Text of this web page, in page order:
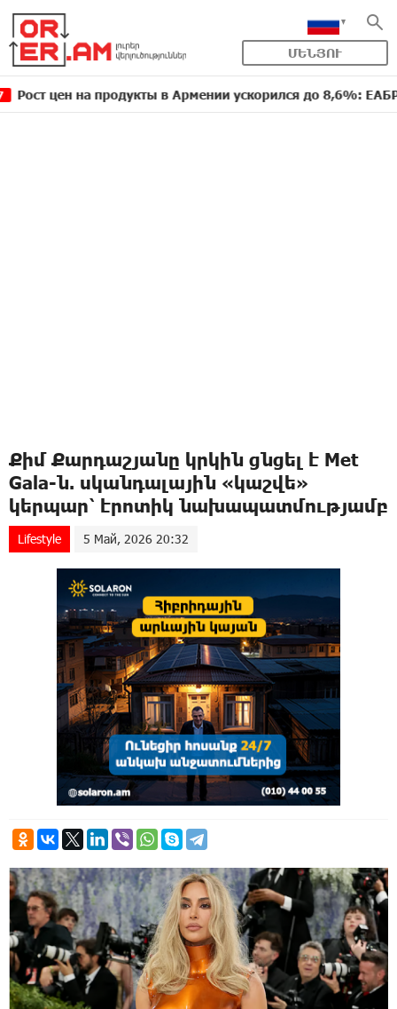
ՄԵՆՅՈՒ
на продукты в Армении ускорился до 8,6%: ЕАБР 16:39
Քիմ Քարդաշյանը կրկին ցնցել է Met
Gala-ն. սկանդալային «կաշվե»
կերպար՝ էրոտիկ նախապատմությամբ
Lifestyle 5 Май, 2026 20:32